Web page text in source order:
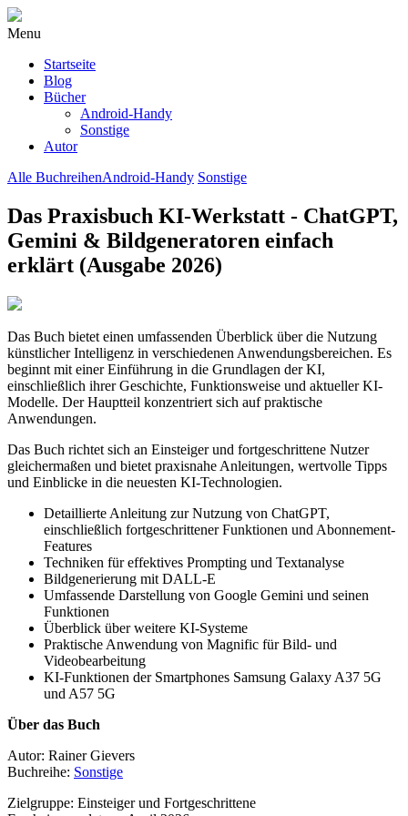
Menu
Startseite
Blog
Bücher
Android-Handy
Sonstige
Autor
Alle BuchreihenAndroid-Handy Sonstige
Das Praxisbuch KI-Werkstatt - ChatGPT,
Gemini & Bildgeneratoren einfach
erklärt (Ausgabe 2026)
Das Buch bietet einen umfassenden Überblick über die Nutzung
künstlicher Intelligenz in verschiedenen Anwendungsbereichen. Es
beginnt mit einer Einführung in die Grundlagen der KI,
einschließlich ihrer Geschichte, Funktionsweise und aktueller KI-
Modelle. Der Hauptteil konzentriert sich auf praktische
Anwendungen.
Das Buch richtet sich an Einsteiger und fortgeschrittene Nutzer
gleichermaßen und bietet praxisnahe Anleitungen, wertvolle Tipps
und Einblicke in die neuesten KI-Technologien.
Detaillierte Anleitung zur Nutzung von Chat­GPT,
einschließlich fortgeschrittener Funktionen und Abonnement-
Features
Techniken für effektives Prompting und Textanalyse
Bildgenerierung mit DALL-E
Umfassende Darstellung von Google Gemini und seinen
Funktionen
Überblick über weitere KI-Systeme
Praktische Anwendung von Magnific für Bild- und
Videobearbeitung
KI-Funktionen der Smartphones Samsung Galaxy A37 5G
und A57 5G
Über das Buch
Autor: Rainer Gievers
Buchreihe: Sonstige
Zielgruppe: Einsteiger und Fortgeschrittene